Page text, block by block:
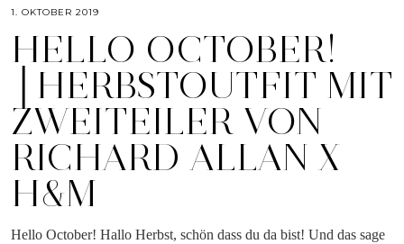
1. OKTOBER 2019
HELLO OCTOBER!
│HERBSTOUTFIT MIT
ZWEITEILER VON
RICHARD ALLAN X
H&M
Hello October! Hallo Herbst, schön dass du da bist! Und das sage